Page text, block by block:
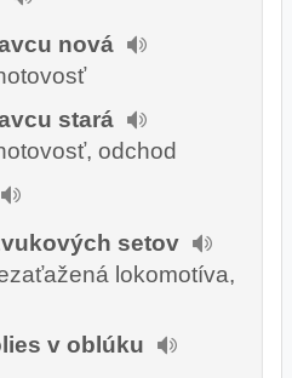
nová
stará
odchod
setov
lokomotíva,
v oblúku